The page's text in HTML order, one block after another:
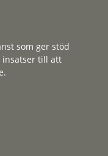
som ger stöd
insatser till att